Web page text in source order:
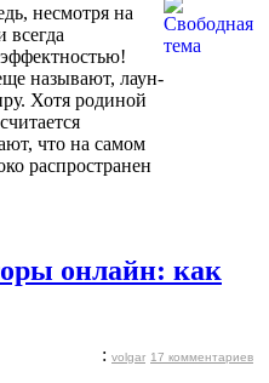
несмотря на
всегда
называют, лаун-
Хотя родиной
что на самом
распространен
онлайн: как
: volgar 17 комментариев